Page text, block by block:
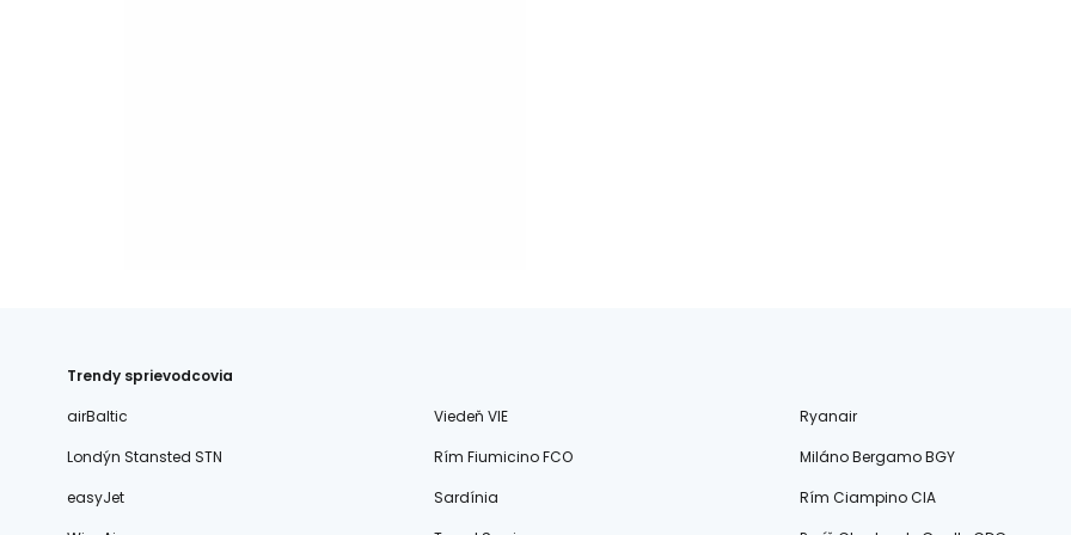
Trendy sprievodcovia
airBaltic
Viedeň VIE
Ryanair
Londýn Stansted STN
Rím Fiumicino FCO
Miláno Bergamo BGY
easyJet
Sardínia
Rím Ciampino CIA